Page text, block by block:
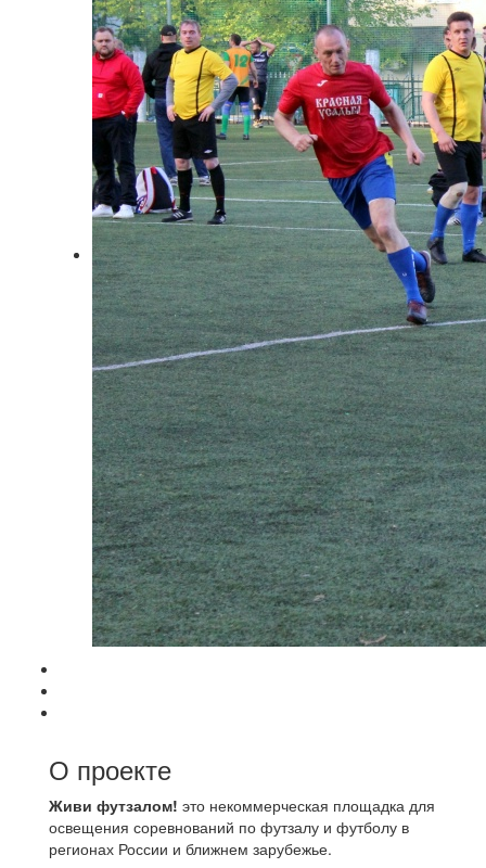
О проекте
Живи футзалом! это некоммерческая площадка для
освещения соревнований по футзалу и футболу в
регионах России и ближнем зарубежье.